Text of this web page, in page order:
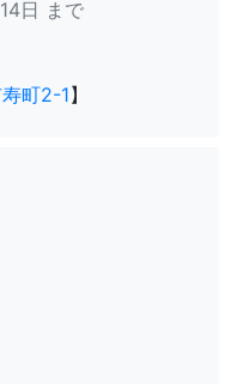
日 まで
町2-1】